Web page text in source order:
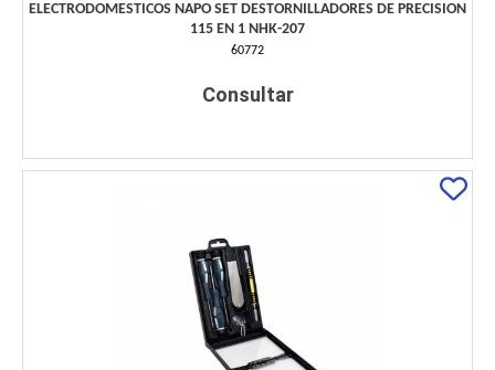
ELECTRODOMESTICOS NAPO SET DESTORNILLADORES DE PRECISION
115 EN 1 NHK-207
60772
Consultar